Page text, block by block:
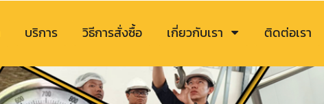
บริการ วิธีการสั่งซื้อ เกี่ยวกับเรา ติดต่อเรา